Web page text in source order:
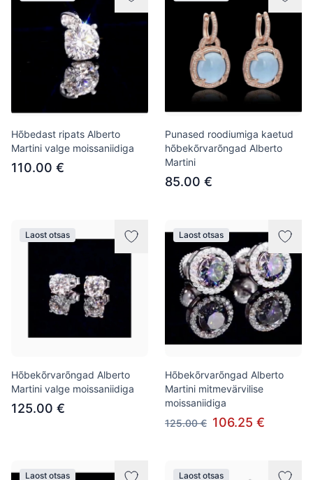
Hõbedast ripats Alberto
Martini valge moissaniidiga
110.00 €
Punased roodiumiga kaetud
hõbekõrvarõngad Alberto
Martini
85.00 €
Laost otsas
Hõbekõrvarõngad Alberto
Martini valge moissaniidiga
125.00 €
Laost otsas
Hõbekõrvarõngad Alberto
Martini mitmevärvilise
moissaniidiga
125.00 € 106.25 €
Laost otsas Laost otsas